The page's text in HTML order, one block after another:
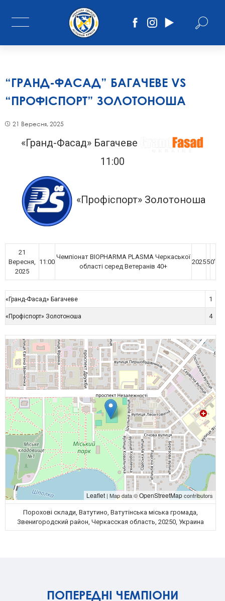
“ГРАНД-ФАСАД” БАГАЧЕВЕ VS
“ПРОФІСПОРТ” ЗОЛОТОНОША
21 Вересня, 2025
«Гранд-Фасад» Багачеве
11:00
«Профіспорт» Золотоноша
21
Вересня,
2025
11:00
Чемпіонат BIOPHARMA PLASMA Черкаської
області серед Ветеранів 40+
202550'
«Гранд-Фасад» Багачеве 1
«Профіспорт» Золотоноша 4
Leaflet | Map data ©OpenStreetMapcontributors
Порохові склади, Ватутино, Ватутінська міська громада,
Звенигородский район, Черкасская область, 20250, Украина
ПОПЕРЕДНІ ЧЕМПІОНИ